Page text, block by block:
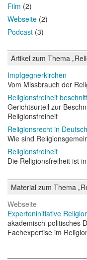
Film (2)
Webseite (2)
Podcast (3)
Artikel zum Thema
Impfgegnerkirchen
Vom Missbrauch der
Religionsfreiheit
Gerichtsurteil zur
Religionsfreiheit
Religionsrecht in
Wie sind
Religionsfreiheit
Die Religionsfreiheit ist
Material zum Thema
Webseite
Experteninitiative
akademisch-politisches
Fachexpertise im